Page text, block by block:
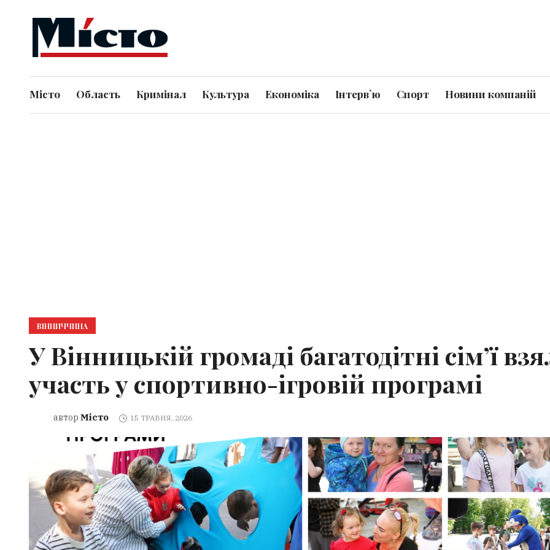
Місто Область Кримінал Культура Економіка Інтерв`ю Спорт Новини компаній
ВІННИЧЧИНА
У Вінницькій громаді багатодітні сім’ї
участь у спортивно-ігровій програмі
автор Місто 15 ТРАВНЯ, 2026